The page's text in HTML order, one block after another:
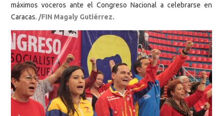
máximos voceros ante el Congreso Nacional a celebrarse en
Caracas. /FIN Magaly Gutiérrez.